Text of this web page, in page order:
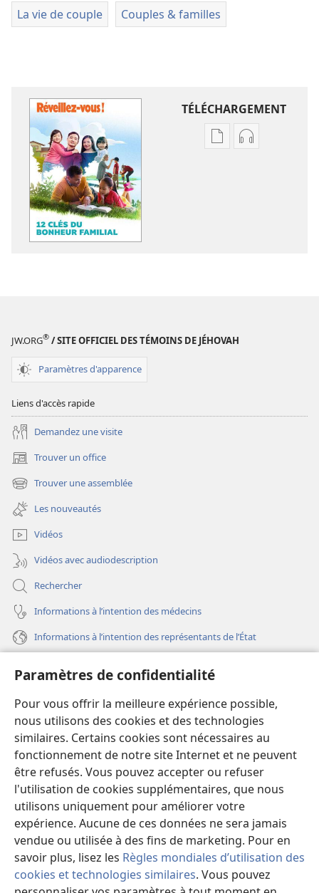
Paramètres de confidentialité
Pour vous offrir la meilleure expérience possible,
nous utilisons des cookies et des technologies
similaires. Certains cookies sont nécessaires au
fonctionnement de notre site Internet et ne peuvent
être refusés. Vous pouvez accepter ou refuser
l'utilisation de cookies supplémentaires, que nous
utilisons uniquement pour améliorer votre
expérience. Aucune de ces données ne sera jamais
vendue ou utilisée à des fins de marketing. Pour en
savoir plus, lisez les Règles mondiales d’utilisation des
cookies et technologies similaires. Vous pouvez
La vie de couple Couples & familles
TÉLÉCHARGEMENT
OptionsOptions
JW.ORG® / SITE OFFICIEL DES TÉMOINS DE JÉHOVAH
Paramètres d'apparence
Liens d'accès rapide
Demandez une visite
Trouver un office
(ouvre
une
nouvelle
fenêtre)
Trouver une assemblée
(ouvre
une
nouvelle
fenêtre)
Les nouveautés
Vidéos
Vidéos avec audiodescription
Rechercher
Informations à l’intention des médecins
Informations à l’intention des représentants de l’État
(ouvre
une
nouvelle
fenêtre)
Bibliothèque en ligne
(ouvre
une
nouvelle
fenêtre)
JW Hub®
(ouvre
une
nouvelle
fenêtre)
JW Library
Watchtower Library